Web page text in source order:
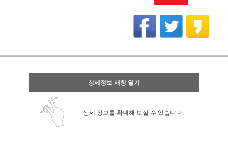
상세정보 새창 열기
상세 정보를 확대해 보실 수 있습니다.